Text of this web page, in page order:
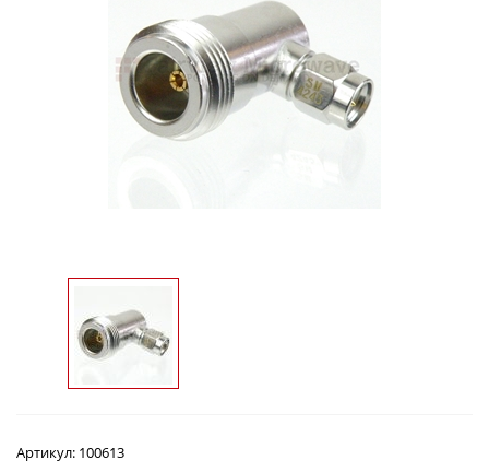
Артикул: 100613